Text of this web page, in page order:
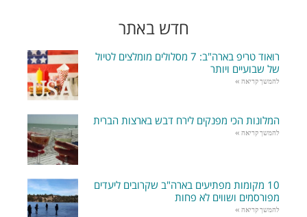
חדש באתר
רואוד טריפ בארה"ב: 7 מסלולים מומלצים לטיול
של שבועיים ויותר
להמשך קריאה »
המלונות הכי מפנקים לירח דבש בארצות הברית
להמשך קריאה »
10 מקומות מפתיעים בארה"ב שקרובים ליעדים
מפורסמים ושווים לא פחות
להמשך קריאה »